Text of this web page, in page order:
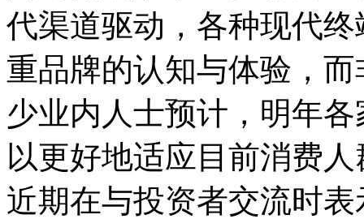
代渠道驱动，各种现代
重品牌的认知与体验，
少业内人士预计，明年
以更好地适应目前消费
近期在与投资者交流时